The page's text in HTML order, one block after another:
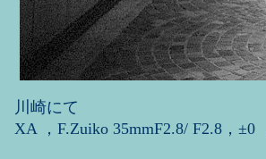
川崎にて
XA ，F.Zuiko 35mmF2.8/ F2.8，±0